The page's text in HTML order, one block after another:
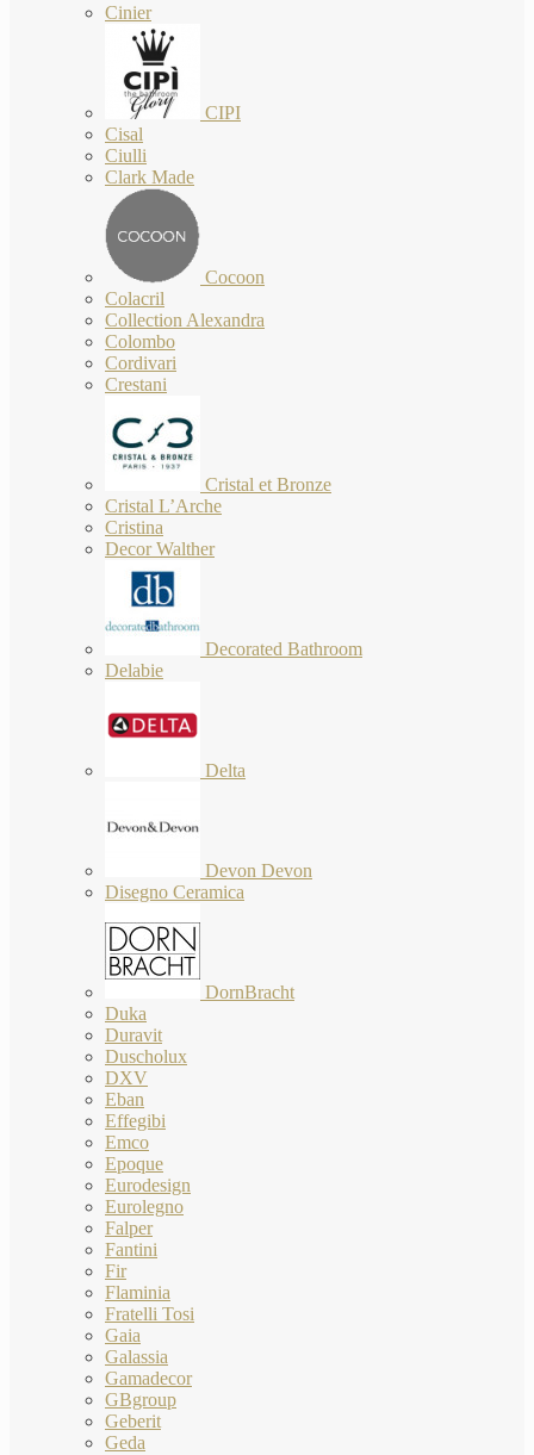
Cinier
CIPI
Cisal
Ciulli
Clark Made
Cocoon
Colacril
Collection Alexandra
Colombo
Cordivari
Crestani
Cristal et Bronze
Cristal L’Arche
Cristina
Decor Walther
Decorated Bathroom
Delabie
Delta
Devon Devon
Disegno Ceramica
DornBracht
Duka
Duravit
Duscholux
DXV
Eban
Effegibi
Emco
Epoque
Eurodesign
Eurolegno
Falper
Fantini
Fir
Flaminia
Fratelli Tosi
Gaia
Galassia
Gamadecor
GBgroup
Geberit
Geda